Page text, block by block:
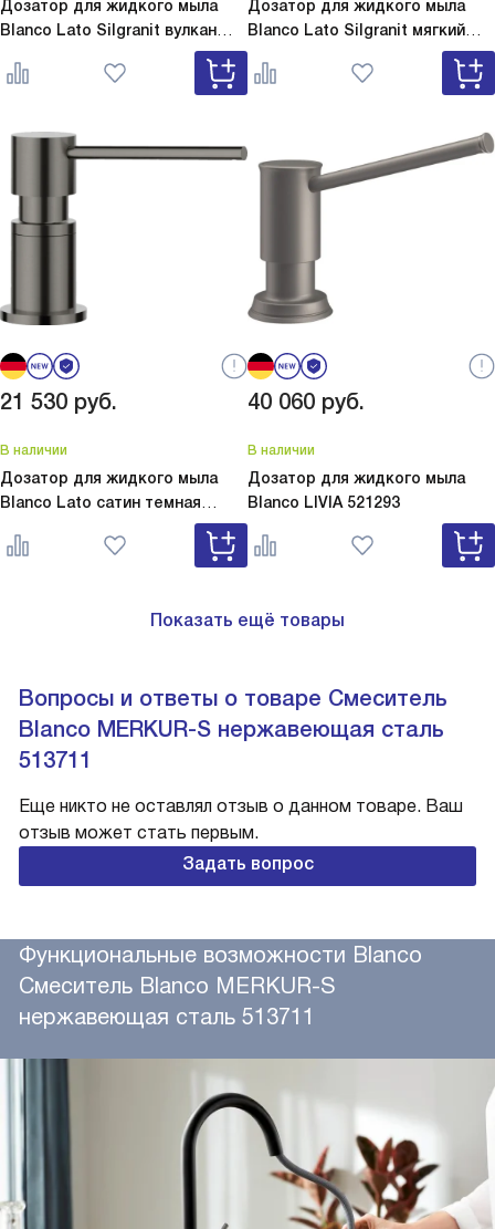
Дозатор для жидкого мыла
Blanco Lato Silgranit вулкан
Lato Silgranit вулкан
серый 526954
Дозатор для жидкого мыла
Blanco Lato Silgranit мягкий
Lato Silgranit мягкий
белый 526955
21 530 руб.
В наличии
Дозатор для жидкого мыла
Blanco Lato сатин темная
Lato сатин темная сталь
527743
40 060 руб.
В наличии
Дозатор для жидкого мыла
Blanco LIVIA 521293
Показать ещё товары
Вопросы и ответы о товаре Смеситель
Blanco MERKUR-S нержавеющая сталь
513711
Еще никто не оставлял отзыв о данном товаре. Ваш
отзыв может стать первым.
Задать вопрос
Функциональные возможности Blanco
Смеситель Blanco MERKUR-S
нержавеющая сталь 513711